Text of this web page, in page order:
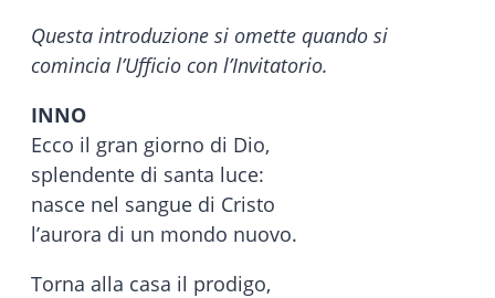
Questa introduzione si omette quando si
comincia l’Ufficio con l’Invitatorio.
INNO
Ecco il gran giorno di Dio,
splendente di santa luce:
nasce nel sangue di Cristo
l’aurora di un mondo nuovo.
Torna alla casa il prodigo,